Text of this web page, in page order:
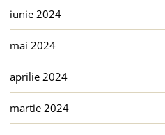
iunie 2024
mai 2024
aprilie 2024
martie 2024